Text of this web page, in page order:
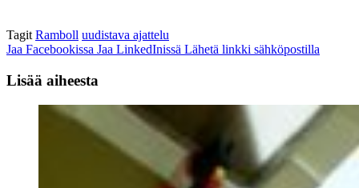
Tagit Ramboll uudistava ajattelu
Jaa Facebookissa Jaa LinkedInissä Lähetä linkki sähköpostilla
Lisää aiheesta